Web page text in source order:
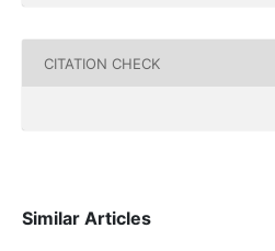
CITATION CHECK
Similar Articles